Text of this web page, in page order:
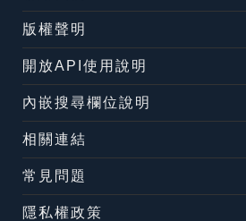
版權聲明
開放API使用說明
內嵌搜尋欄位說明
相關連結
常見問題
隱私權政策